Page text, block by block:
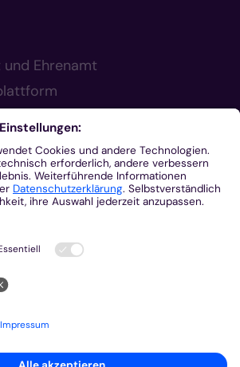
und Ehrenamt
Anzeiger)
Hinweisgeberschutzgesetz